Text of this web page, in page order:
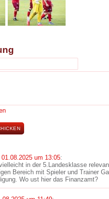
01.08.2025 um 13:05:
in der 5.Landesklasse
Bereich mit Spieler und Trainer
Wo ust hier das Finanzamt?